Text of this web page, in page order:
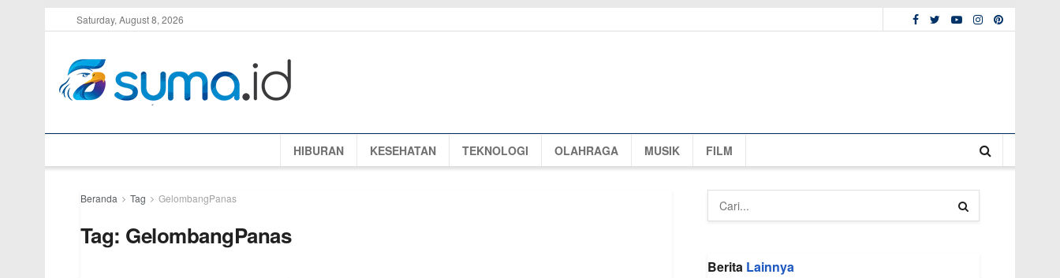
Saturday, August 8, 2026
HIBURAN KESEHATAN TEKNOLOGI OLAHRAGA MUSIK FILM
Beranda Tag GelombangPanas
Tag: GelombangPanas
Berita Lainnya